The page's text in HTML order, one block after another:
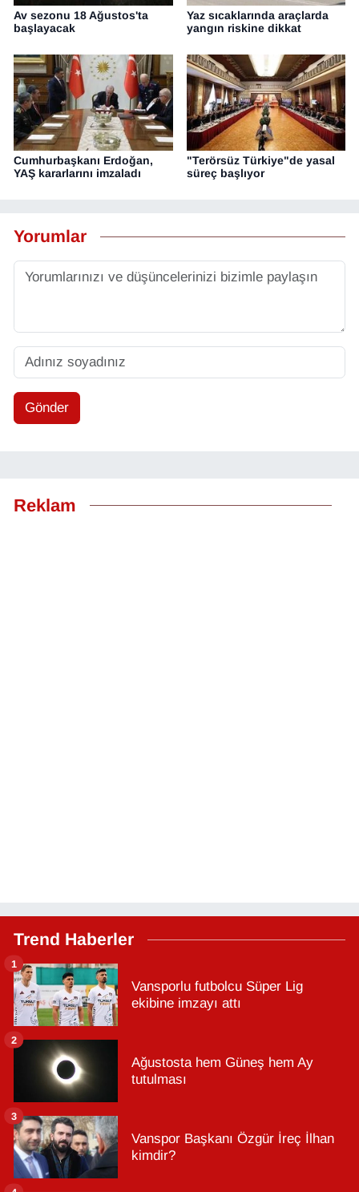
Av sezonu 18 Ağustos'ta
başlayacak
Yaz sıcaklarında araçlarda
yangın riskine dikkat
Cumhurbaşkanı Erdoğan,
YAŞ kararlarını imzaladı
"Terörsüz Türkiye"de yasal
süreç başlıyor
Yorumlar
Gönder
Reklam
Trend Haberler
Vansporlu futbolcu Süper Lig
ekibine imzayı attı
1
Ağustosta hem Güneş hem Ay
tutulması
2
Vanspor Başkanı Özgür İreç İlhan
kimdir?
3